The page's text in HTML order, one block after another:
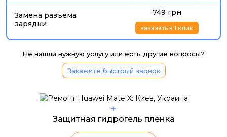
Замена разъема
зарядки
749 грн
заказать в 1 клик
Не нашли нужную услугу или есть другие вопросы?
Закажите быстрый звонок
+
Защитная гидрогель пленка